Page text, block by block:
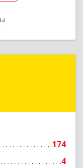
174
4
- Алания Респ,
Подробнее